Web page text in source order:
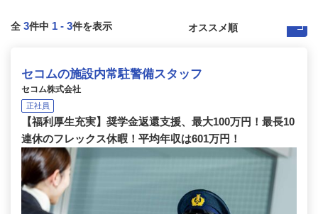
全 3件中 1 - 3件を表示
セコムの施設内常駐警備スタッフ
セコム株式会社
正社員
【福利厚生充実】奨学金返還支援、最大100万円！最長10
連休のフレックス休暇！平均年収は601万円！